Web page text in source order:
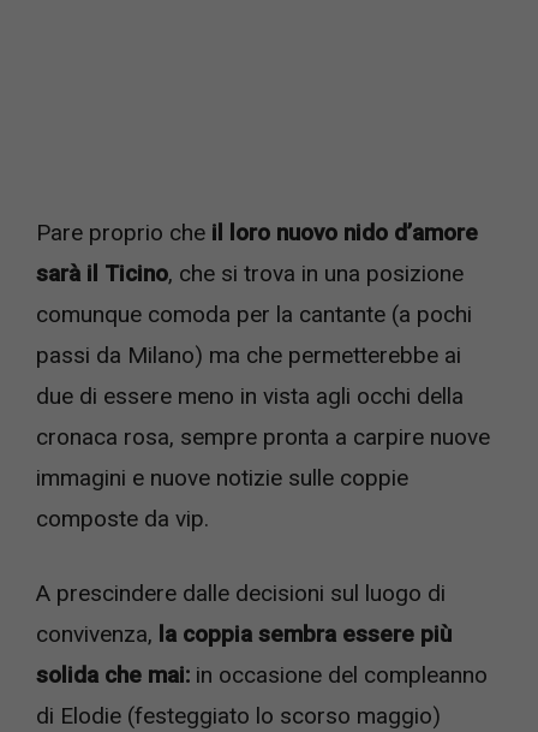
Pare proprio che il loro nuovo nido d’amore
sarà il Ticino, che si trova in una posizione
comunque comoda per la cantante (a pochi
passi da Milano) ma che permetterebbe ai
due di essere meno in vista agli occhi della
cronaca rosa, sempre pronta a carpire nuove
immagini e nuove notizie sulle coppie
composte da vip.
A prescindere dalle decisioni sul luogo di
convivenza, la coppia sembra essere più
solida che mai: in occasione del compleanno
di Elodie (festeggiato lo scorso maggio)